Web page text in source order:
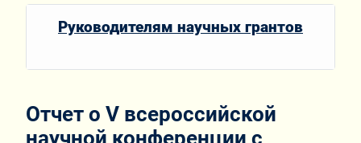
Руководителям научных грантов
Отчет о V всероссийской